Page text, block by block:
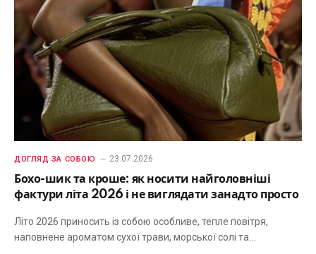
ДОГЛЯД ЗА СОБОЮ 23.07.2026
Бохо-шик та кроше: як носити найголовніші
фактури літа 2026 і не виглядати занадто просто
Літо 2026 приносить із собою особливе, тепле повітря,
наповнене ароматом сухої трави, морської солі та…